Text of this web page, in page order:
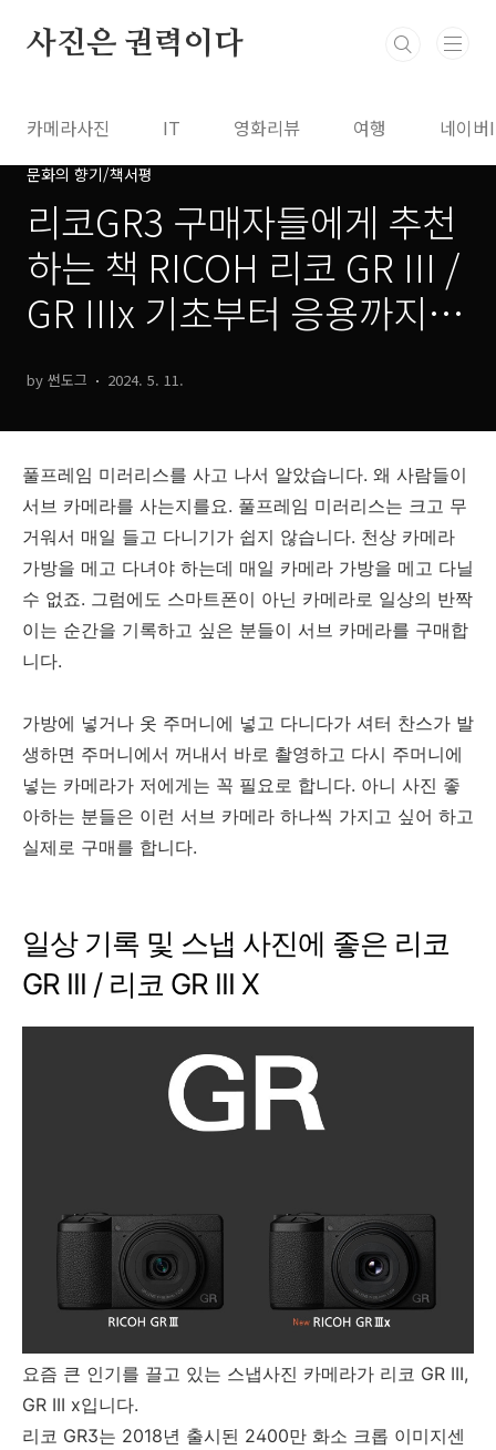
사진은 권력이다
카메라사진 IT 영화리뷰 여행 네이
문화의 향기/책서평
리코GR3 구매자들에게 추천
하는 책 RICOH 리코 GR III /
GR IIIx 기초부터 응용까지
by 썬도그 2024. 5. 11.
풀프레임 미러리스를 사고 나서 알았습니다. 왜 사람들이
서브 카메라를 사는지를요. 풀프레임 미러리스는 크고 무
거워서 매일 들고 다니기가 쉽지 않습니다. 천상 카메라
가방을 메고 다녀야 하는데 매일 카메라 가방을 메고 다닐
수 없죠. 그럼에도 스마트폰이 아닌 카메라로 일상의 반짝
이는 순간을 기록하고 싶은 분들이 서브 카메라를 구매합
니다.
가방에 넣거나 옷 주머니에 넣고 다니다가 셔터 찬스가 발
생하면 주머니에서 꺼내서 바로 촬영하고 다시 주머니에
넣는 카메라가 저에게는 꼭 필요로 합니다. 아니 사진 좋
아하는 분들은 이런 서브 카메라 하나씩 가지고 싶어 하고
실제로 구매를 합니다.
일상 기록 및 스냅 사진에 좋은 리코
GR III / 리코 GR III X
요즘 큰 인기를 끌고 있는 스냅사진 카메라가 리코 GR III,
GR III x입니다.
리코 GR3는 2018년 출시된 2400만 화소 크롭 이미지센